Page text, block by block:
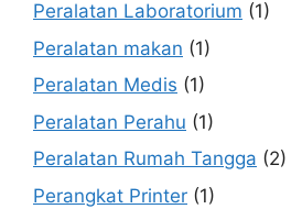
Peralatan Laboratorium (1)
Peralatan makan (1)
Peralatan Medis (1)
Peralatan Perahu (1)
Peralatan Rumah Tangga (2)
Perangkat Printer (1)